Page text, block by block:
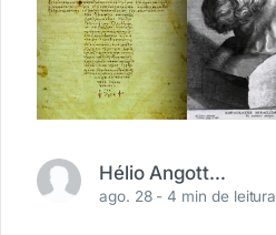
Hélio Angotti Neto
ago. 28 -4 min de leitura